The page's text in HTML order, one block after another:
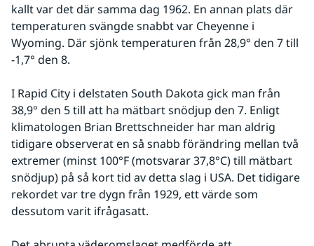
kallt var det där samma dag 1962. En annan plats där
temperaturen svängde snabbt var Cheyenne i
Wyoming. Där sjönk temperaturen från 28,9° den 7 till
-1,7° den 8.
I Rapid City i delstaten South Dakota gick man från
38,9° den 5 till att ha mätbart snödjup den 7. Enligt
klimatologen Brian Brettschneider har man aldrig
tidigare observerat en så snabb förändring mellan två
extremer (minst 100°F (motsvarar 37,8°C) till mätbart
snödjup) på så kort tid av detta slag i USA. Det tidigare
rekordet var tre dygn från 1929, ett värde som
dessutom varit ifrågasatt.